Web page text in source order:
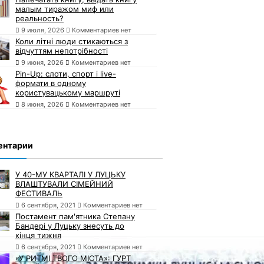
малым тиражом миф или
реальность?
9 июля, 2026 Комментариев нет
Коли літні люди стикаються з
відчуттям непотрібності
9 июня, 2026 Комментариев нет
Pin-Up: слоти, спорт і live-
формати в одному
користувацькому маршруті
8 июня, 2026 Комментариев нет
У 40-МУ КВАРТАЛІ У ЛУЦЬКУ
ВЛАШТУВАЛИ СІМЕЙНИЙ
ФЕСТИВАЛЬ
6 сентября, 2021 Комментариев нет
Постамент пам'ятника Степану
Бандері у Луцьку знесуть до
кінця тижня
6 сентября, 2021 Комментариев нет
«У РИТМІ ТВОГО МІСТА»: ГУРТ